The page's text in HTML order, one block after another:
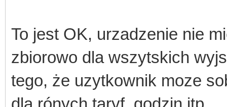
To jest OK, urzadzenie nie
zbiorowo dla wszytskich
tego, że uzytkownik moze